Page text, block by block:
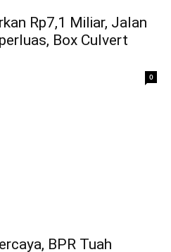
Rp7,1 Miliar, Jalan
Box Culvert
0
BPR Tuah